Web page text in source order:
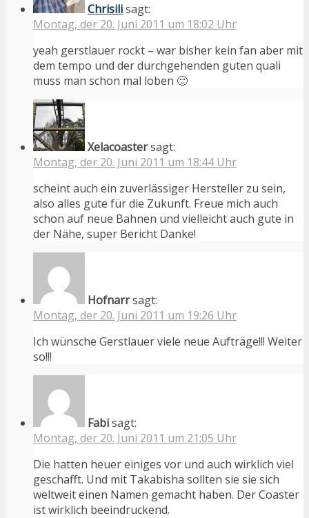
Chrisilisagt:
Montag, der 20. Juni 2011 um 18:02 Uhr
yeah gerstlauer rockt – war bisher kein fan aber mit
dem tempo und der durchgehenden guten quali
muss man schon mal loben 🙂
Xelacoastersagt:
Montag, der 20. Juni 2011 um 18:44 Uhr
scheint auch ein zuverlässiger Hersteller zu sein,
also alles gute für die Zukunft. Freue mich auch
schon auf neue Bahnen und vielleicht auch gute in
der Nähe, super Bericht Danke!
Hofnarrsagt:
Montag, der 20. Juni 2011 um 19:26 Uhr
Ich wünsche Gerstlauer viele neue Aufträge!!! Weiter
so!!!
Fabisagt:
Montag, der 20. Juni 2011 um 21:05 Uhr
Die hatten heuer einiges vor und auch wirklich viel
geschafft. Und mit Takabisha sollten sie sie sich
weltweit einen Namen gemacht haben. Der Coaster
ist wirklich beeindruckend.